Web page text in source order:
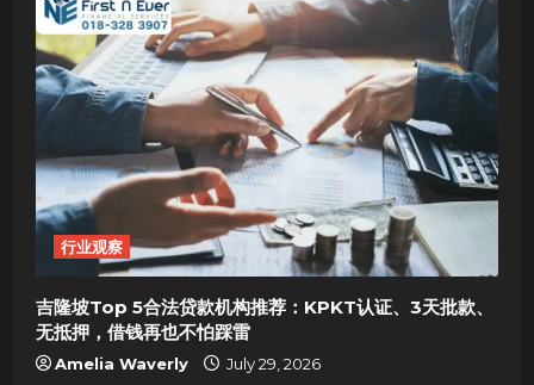
行业观察
吉隆坡Top 5合法贷款机构推荐：KPKT认证、3天批款、
无抵押，借钱再也不怕踩雷
Amelia Waverly July 29, 2026